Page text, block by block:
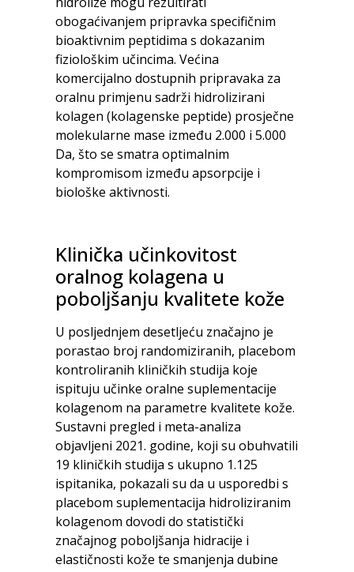
obogaćivanjem pripravka specifičnim
bioaktivnim peptidima s dokazanim
fiziološkim učincima. Većina
komercijalno dostupnih pripravaka za
oralnu primjenu sadrži hidrolizirani
kolagen (kolagenske peptide) prosječne
molekularne mase između 2.000 i 5.000
Da, što se smatra optimalnim
kompromisom između apsorpcije i
biološke aktivnosti.
Klinička učinkovitost
oralnog kolagena u
poboljšanju kvalitete kože
U posljednjem desetljeću značajno je
porastao broj randomiziranih, placebom
kontroliranih kliničkih studija koje
ispituju učinke oralne suplementacije
kolagenom na parametre kvalitete kože.
Sustavni pregled i meta-analiza
objavljeni 2021. godine, koji su obuhvatili
19 kliničkih studija s ukupno 1.125
ispitanika, pokazali su da u usporedbi s
placebom suplementacija hidroliziranim
kolagenom dovodi do statistički
značajnog poboljšanja hidracije i
elastičnosti kože te smanjenja dubine